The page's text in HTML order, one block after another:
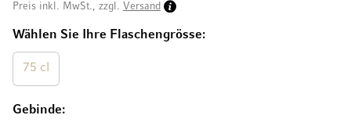
Wählen Sie Ihre Flaschengrösse
75 cl
Gebinde
Preis inkl. MwSt., zzgl. Versand